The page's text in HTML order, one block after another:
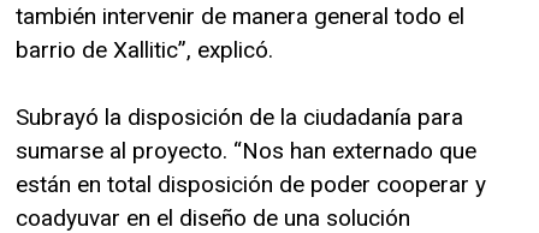
también intervenir de manera general todo el
barrio de Xallitic”, explicó.
Subrayó la disposición de la ciudadanía para
sumarse al proyecto. “Nos han externado que
están en total disposición de poder cooperar y
coadyuvar en el diseño de una solución